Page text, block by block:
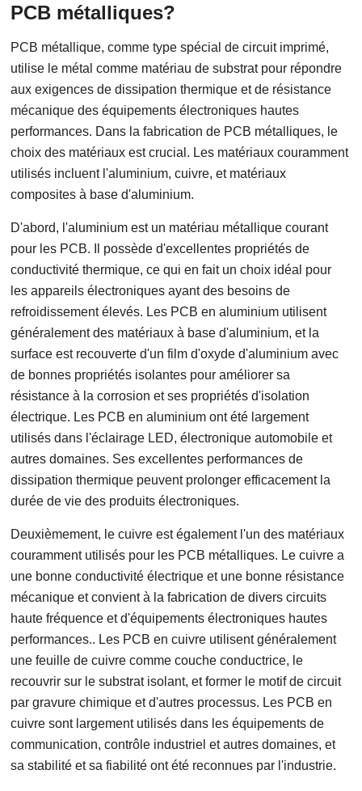
PCB métalliques?
PCB métallique, comme type spécial de circuit imprimé,
utilise le métal comme matériau de substrat pour répondre
aux exigences de dissipation thermique et de résistance
mécanique des équipements électroniques hautes
performances. Dans la fabrication de PCB métalliques, le
choix des matériaux est crucial. Les matériaux couramment
utilisés incluent l'aluminium, cuivre, et matériaux
composites à base d'aluminium.
D'abord, l'aluminium est un matériau métallique courant
pour les PCB. Il possède d'excellentes propriétés de
conductivité thermique, ce qui en fait un choix idéal pour
les appareils électroniques ayant des besoins de
refroidissement élevés. Les PCB en aluminium utilisent
généralement des matériaux à base d'aluminium, et la
surface est recouverte d'un film d'oxyde d'aluminium avec
de bonnes propriétés isolantes pour améliorer sa
résistance à la corrosion et ses propriétés d'isolation
électrique. Les PCB en aluminium ont été largement
utilisés dans l'éclairage LED, électronique automobile et
autres domaines. Ses excellentes performances de
dissipation thermique peuvent prolonger efficacement la
durée de vie des produits électroniques.
Deuxièmement, le cuivre est également l'un des matériaux
couramment utilisés pour les PCB métalliques. Le cuivre a
une bonne conductivité électrique et une bonne résistance
mécanique et convient à la fabrication de divers circuits
haute fréquence et d'équipements électroniques hautes
performances.. Les PCB en cuivre utilisent généralement
une feuille de cuivre comme couche conductrice, le
recouvrir sur le substrat isolant, et former le motif de circuit
par gravure chimique et d'autres processus. Les PCB en
cuivre sont largement utilisés dans les équipements de
communication, contrôle industriel et autres domaines, et
sa stabilité et sa fiabilité ont été reconnues par l'industrie.